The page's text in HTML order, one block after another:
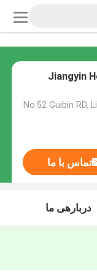
Jiangyin
No.52 Guibin RD,
تماس با ما
دربارهی ما